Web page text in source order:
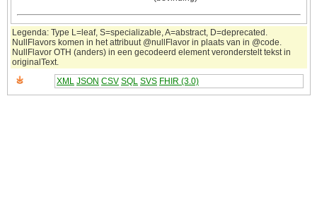
Legenda: Type L=leaf, S=specializable, A=abstract, D=deprecated.
NullFlavors komen in het attribuut @nullFlavor in plaats van in @code.
NullFlavor OTH (anders) in een gecodeerd element veronderstelt tekst in
originalText.
XML JSON CSV SQL SVS FHIR (3.0)